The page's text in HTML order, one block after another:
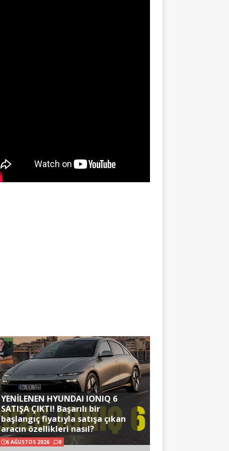
YENİLENEN HYUNDAI IONIQ 6
SATIŞA ÇIKTI! Başarılı bir
başlangıç fiyatıyla satışa çıkan
aracın özellikleri nasıl?
6 AĞUSTOS 2026 0